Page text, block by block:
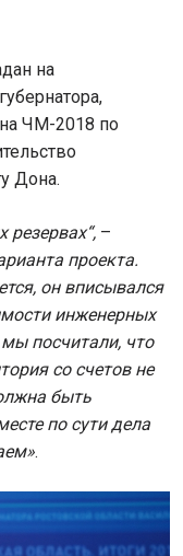
на
губернатора,
ЧМ-2018 по
Дона.
резервах“, –
проекта.
он вписывался
инженерных
посчитали, что
со счетов не
быть
по сути дела
.